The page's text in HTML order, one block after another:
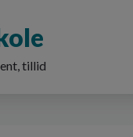
tillid